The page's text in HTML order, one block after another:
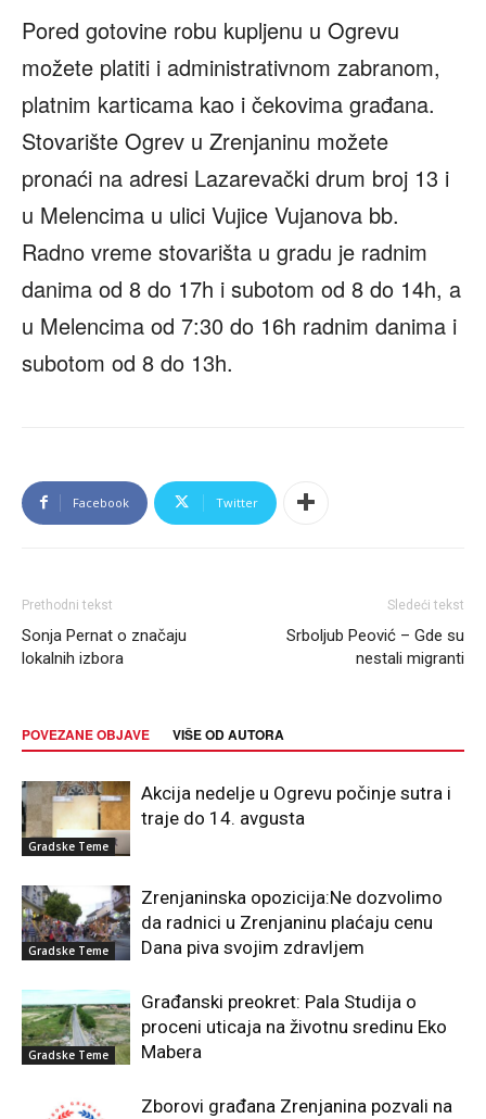
Pored gotovine robu kupljenu u Ogrevu
možete platiti i administrativnom zabranom,
platnim karticama kao i čekovima građana.
Stovarište Ogrev u Zrenjaninu možete
pronaći na adresi Lazarevački drum broj 13 i
u Melencima u ulici Vujice Vujanova bb.
Radno vreme stovarišta u gradu je radnim
danima od 8 do 17h i subotom od 8 do 14h, a
u Melencima od 7:30 do 16h radnim danima i
subotom od 8 do 13h.
Facebook Twitter
Prethodni tekst
Sonja Pernat o značaju
lokalnih izbora
Sledeći tekst
Srboljub Peović – Gde su
nestali migranti
POVEZANE OBJAVE VIŠE OD AUTORA
Gradske Teme
Akcija nedelje u Ogrevu počinje sutra i
traje do 14. avgusta
Gradske Teme
Zrenjaninska opozicija:Ne dozvolimo
da radnici u Zrenjaninu plaćaju cenu
Dana piva svojim zdravljem
Gradske Teme
Građanski preokret: Pala Studija o
proceni uticaja na životnu sredinu Eko
Mabera
Zborovi građana Zrenjanina pozvali na